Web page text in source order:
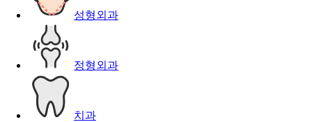
성형외과
정형외과
치과